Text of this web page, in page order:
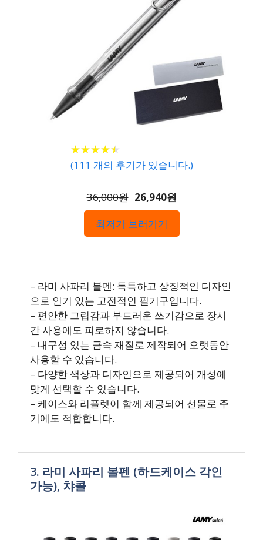
★★★★★
★★★★★
(111 개의 후기가 있습니다.)
36,000원 26,940원
최저가 보러가기
– 라미 사파리 볼펜: 독특하고 상징적인 디자인
으로 인기 있는 고전적인 필기구입니다.
– 편안한 그립감과 부드러운 쓰기감으로 장시
간 사용에도 피로하지 않습니다.
– 내구성 있는 금속 재질로 제작되어 오랫동안
사용할 수 있습니다.
– 다양한 색상과 디자인으로 제공되어 개성에
맞게 선택할 수 있습니다.
– 케이스와 리플렛이 함께 제공되어 선물로 주
기에도 적합합니다.
3. 라미 사파리 볼펜 (하드케이스 각인
가능), 챠콜